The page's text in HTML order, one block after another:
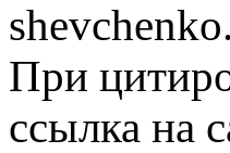
При
ссылка на